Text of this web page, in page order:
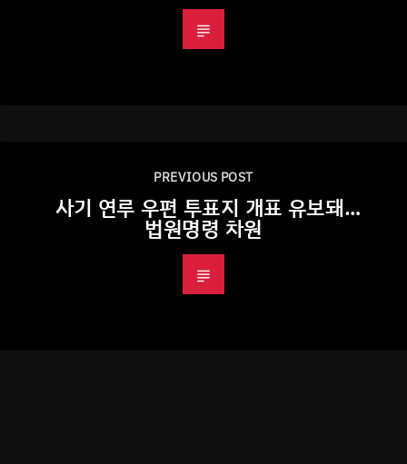
PREVIOUS POST
사기 연루 우편 투표지 개표 유보돼…
법원명령 차원